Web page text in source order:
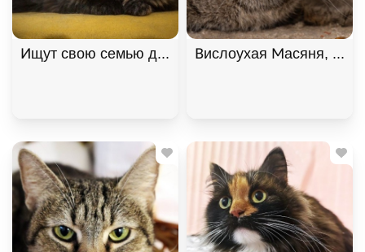
Ищут свою семью два "пушистых облака",
Вислоухая Масяня,